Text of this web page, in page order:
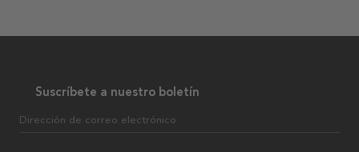
Suscríbete a nuestro boletín
Dirección de correo electrónico